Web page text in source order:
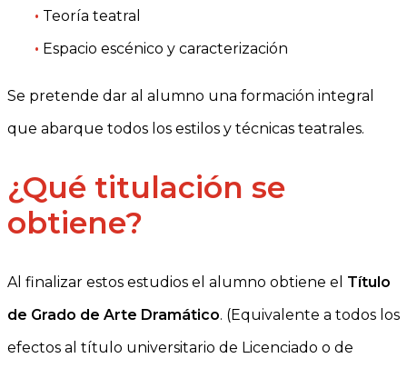
• Teoría teatral
• Espacio escénico y caracterización
Se pretende dar al alumno una formación integral
que abarque todos los estilos y técnicas teatrales.
¿Qué titulación se
obtiene?
Al finalizar estos estudios el alumno obtiene el Título
de Grado de Arte Dramático. (Equivalente a todos los
efectos al título universitario de Licenciado o de